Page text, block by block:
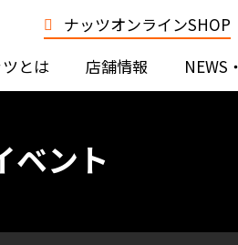
とは 店舗情報 NEWS
ナッツオンラインSHOP
ベント